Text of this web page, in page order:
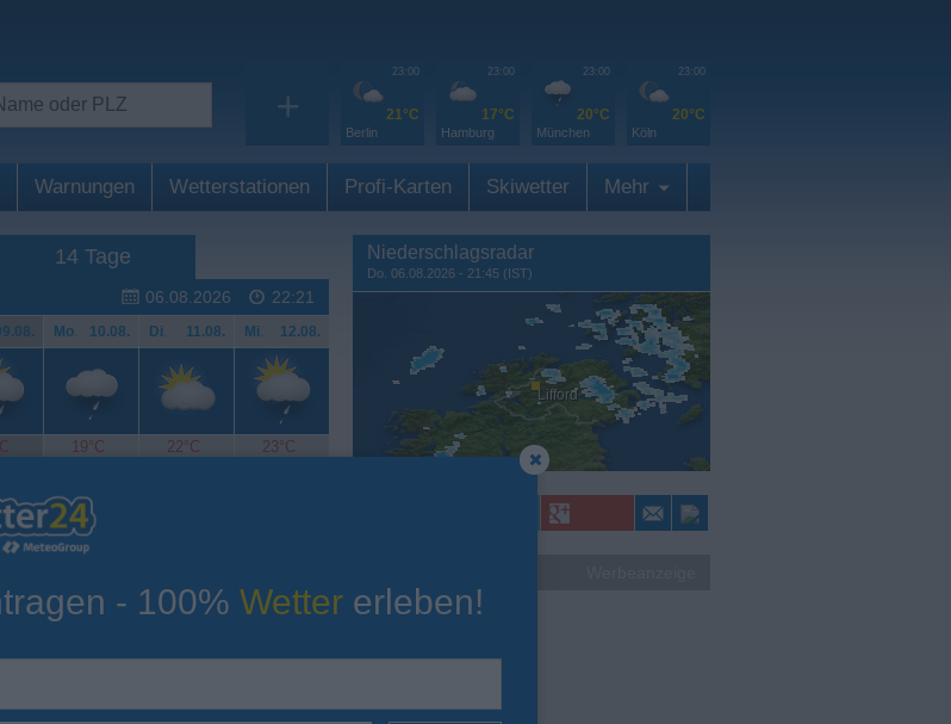
+
23:00
21°C
Berlin
23:00
17°C
Hamburg
23:00
20°C
München
23:00
20°C
Köln
Warnungen Wetterstationen Profi-Karten Skiwetter Mehr
14 Tage
06.08.2026 22:21
Mo. 10.08. Di. 11.08. Mi. 12.08.
19°C 22°C 23°C
Aktuelle Temperatur
Niederschlagsradar
Do. 06.08.2026 - 21:45 (IST)
Lifford
- 100% Wetter erleben!